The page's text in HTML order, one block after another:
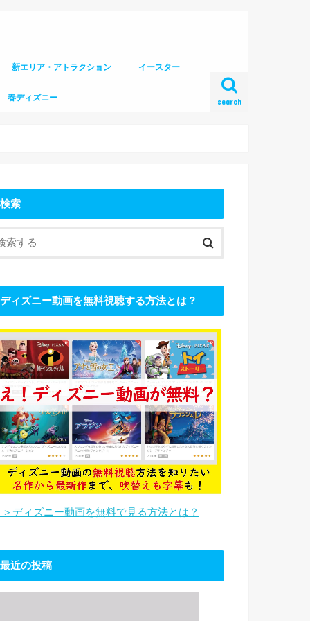
search
新エリア・アトラクション イースター
春ディズニー
検索
ディズニー動画を無料視聴する方法とは？
＞ディズニー動画を無料で見る方法とは？
最近の投稿